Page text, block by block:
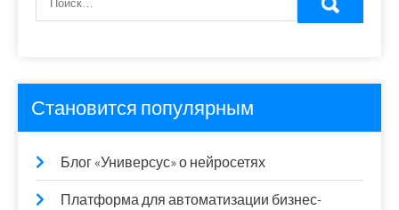
Становится популярным
Блог «Универсус» о нейросетях
Платформа для автоматизации бизнес-